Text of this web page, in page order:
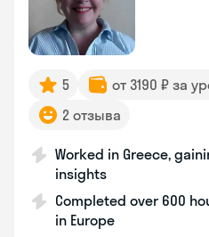
5 от 3190 ₽ за
2 отзыва
Worked in Greece,
insights
Completed over 600
in Europe